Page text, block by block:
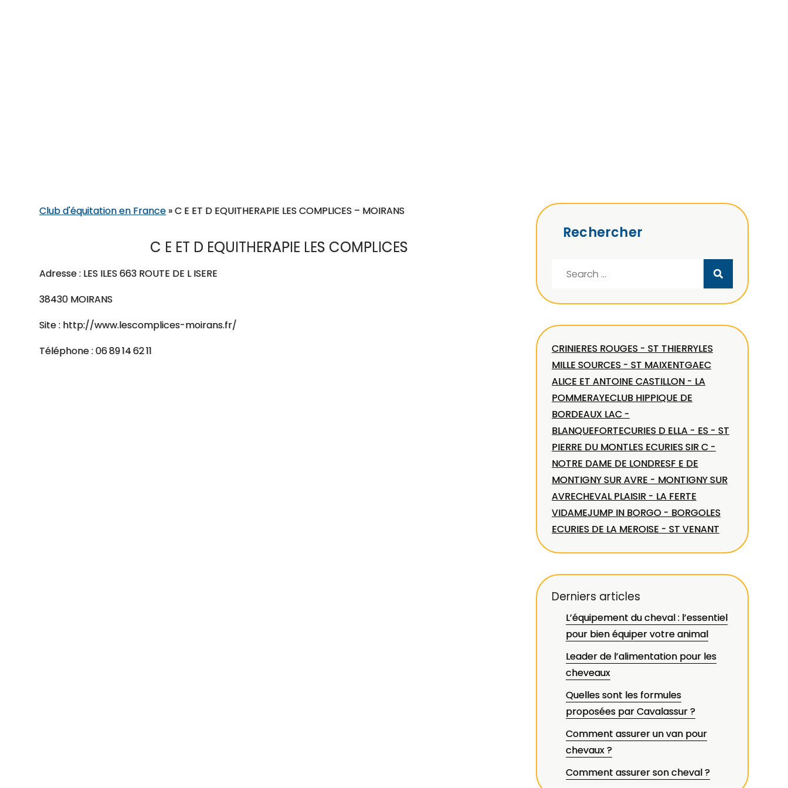
Club d'équitation en France »C E ET D EQUITHERAPIE LES COMPLICES – MOIRANS
C E ET D EQUITHERAPIE LES COMPLICES
Adresse : LES ILES 663 ROUTE DE L ISERE
38430 MOIRANS
Site : http://www.lescomplices-moirans.fr/
Téléphone : 06 89 14 62 11
Rechercher
CRINIERES ROUGES - ST THIERRYLES
MILLE SOURCES - ST MAIXENTGAEC
ALICE ET ANTOINE CASTILLON - LA
POMMERAYECLUB HIPPIQUE DE
BORDEAUX LAC -
BLANQUEFORTECURIES D ELLA - ES - ST
PIERRE DU MONTLES ECURIES SIR C -
NOTRE DAME DE LONDRESF E DE
MONTIGNY SUR AVRE - MONTIGNY SUR
AVRECHEVAL PLAISIR - LA FERTE
VIDAMEJUMP IN BORGO - BORGOLES
ECURIES DE LA MEROISE - ST VENANT
Derniers articles
L’équipement du cheval : l’essentiel
pour bien équiper votre animal
Leader de l’alimentation pour les
cheveaux
Quelles sont les formules
proposées par Cavalassur ?
Comment assurer un van pour
chevaux ?
Comment assurer son cheval ?